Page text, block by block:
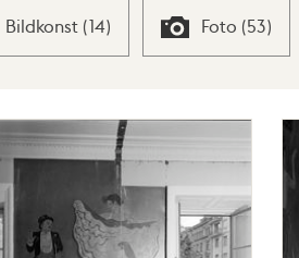
Bildkonst (14) Foto (53)